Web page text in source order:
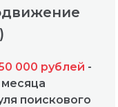
000 рублей -
поискового